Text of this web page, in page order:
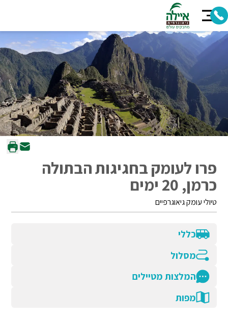
פרו לעומק בחגיגות הבתולה
כרמן, 20 ימים
טיולי עומק גיאוגרפיים
כללי
מסלול
המלצות מטיילים
מפות